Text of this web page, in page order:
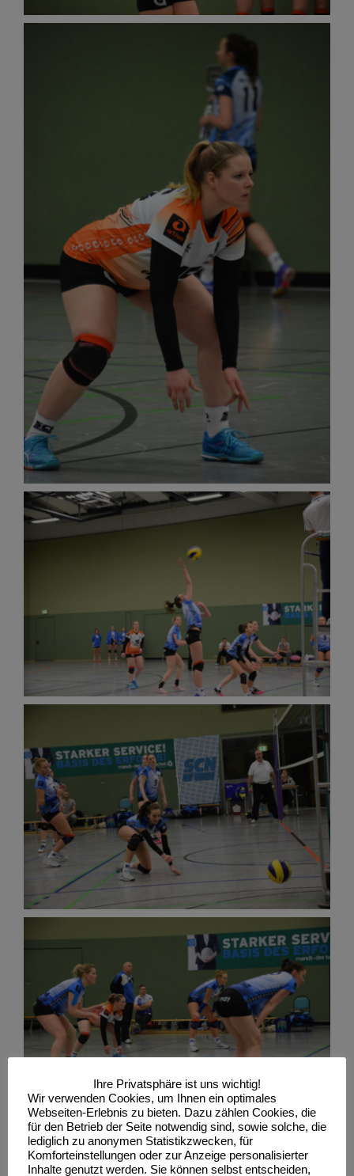
Ihre Privatsphäre ist uns wichtig!
Wir verwenden Cookies, um Ihnen ein optimales
Webseiten-Erlebnis zu bieten. Dazu zählen Cookies, die
für den Betrieb der Seite notwendig sind, sowie solche, die
lediglich zu anonymen Statistikzwecken, für
Komforteinstellungen oder zur Anzeige personalisierter
Inhalte genutzt werden. Sie können selbst entscheiden,